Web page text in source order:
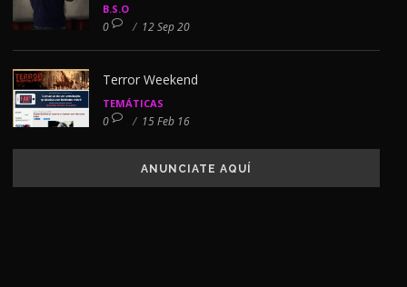
B.S.O
0 / 12 Sep 20
Terror Weekend
TEMÁTICAS
0 / 15 Feb 16
ANUNCIATE AQUÍ